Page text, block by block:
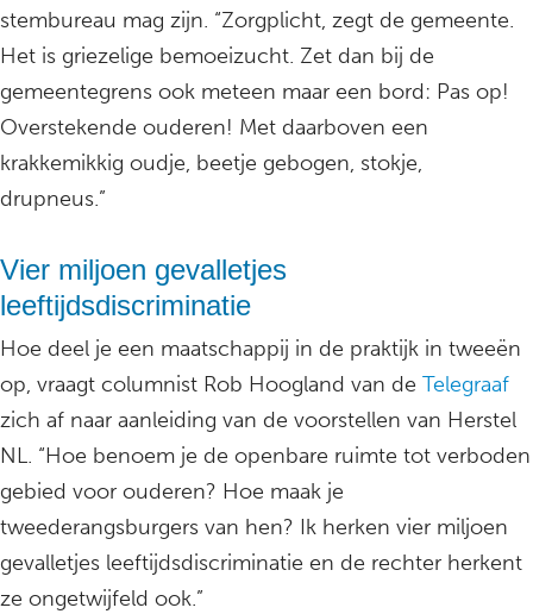
stembureau mag zijn. “Zorgplicht, zegt de gemeente.
Het is griezelige bemoeizucht. Zet dan bij de
gemeentegrens ook meteen maar een bord: Pas op!
Overstekende ouderen! Met daarboven een
krakkemikkig oudje, beetje gebogen, stokje,
drupneus.”
Vier miljoen gevalletjes
leeftijdsdiscriminatie
Hoe deel je een maatschappij in de praktijk in tweeën
op, vraagt columnist Rob Hoogland van de Telegraaf
zich af naar aanleiding van de voorstellen van Herstel
NL. “Hoe benoem je de openbare ruimte tot verboden
gebied voor ouderen? Hoe maak je
tweederangsburgers van hen? Ik herken vier miljoen
gevalletjes leeftijdsdiscriminatie en de rechter herkent
ze ongetwijfeld ook.”